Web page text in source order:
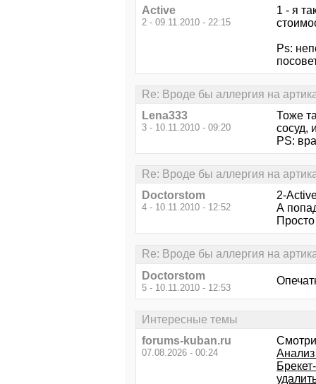
Active
2 - 09.11.2010 - 22:15
1 - я
Ps:
Re: Вроде бы аллергия на
Lena333
3 - 10.11.2010 - 09:20
Тоже
сосуд,
PS:
Re: Вроде бы аллергия на
Doctorstom
4 - 10.11.2010 - 12:52
2-
А
Просто
Re: Вроде бы аллергия на
Doctorstom
5 - 10.11.2010 - 12:53
Интересные темы
forums-kuban.ru
07.08.2026 - 00:24